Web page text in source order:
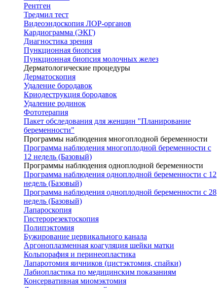
Рентген
Тредмил тест
Видеоэндоскопия ЛОР-органов
Кардиограмма (ЭКГ)
Диагностика зрения
Пункционная биопсия
Пункционная биопсия молочных желез
Дерматологические процедуры
Дерматоскопия
Удаление бородавок
Криодеструкция бородавок
Удаление родинок
Фототерапия
Пакет обследования для женщин "Планирование
беременности"
Программы наблюдения многоплодной беременности
Программа наблюдения многоплодной беременности с
12 недель (Базовый)
Программы наблюдения одноплодной беременности
Программа наблюдения одноплодной беременности с 12
недель (Базовый)
Программа наблюдения одноплодной беременности с 28
недель (Базовый)
Лапароскопия
Гистерорезектоскопия
Полипэктомия
Бужирование цервикального канала
Аргоноплазменная коагуляция шейки матки
Кольпорафия и перинеопластика
Лапаротомия яичников (цистэктомия, спайки)
Лабиопластика по медицинским показаниям
Консервативная миомэктомия